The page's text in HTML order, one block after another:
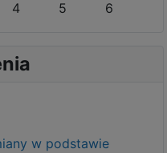
4 5 6
w podstawie